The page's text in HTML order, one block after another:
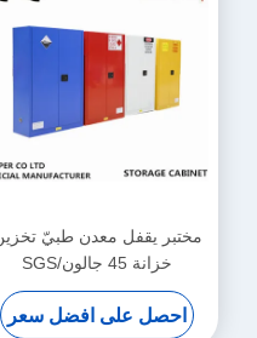
مختبر يقفل معدن طبيّ تخزين
خزانة 45 جالون/SGS
احصل على افضل سعر